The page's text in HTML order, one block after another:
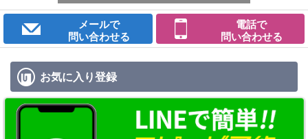
メールで
問い合わせる
電話で
問い合わせる
お気に入り登録